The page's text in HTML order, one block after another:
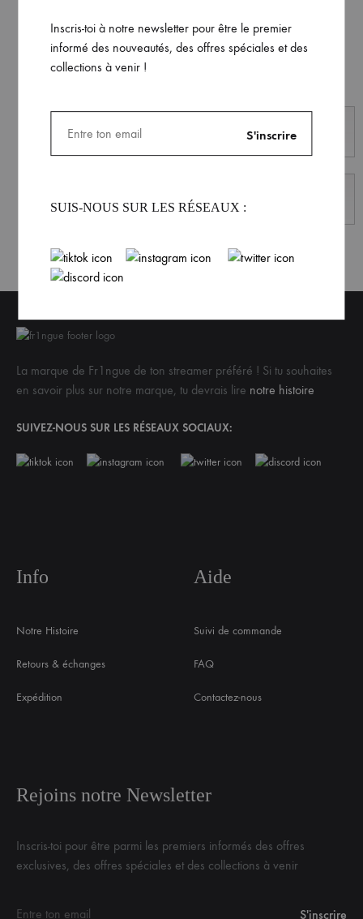
Rejoins nous sur les réseaux
:
La marque de Fr1ngue de ton streamer préféré ! Si tu souhaites
en savoir plus sur notre marque, tu devrais lire notre histoire
SUIVEZ-NOUS SUR LES RÉSEAUX SOCIAUX:
Info
Notre Histoire
Retours & échanges
Expédition
Aide
Suivi de commande
FAQ
Contactez-nous
Rejoins notre Newsletter
Inscris-toi pour être parmi les premiers informés des offres
exclusives, des offres spéciales et des collections à venir
Inscris-toi à notre newsletter pour être le premier
informé des nouveautés, des offres spéciales et des
collections à venir !
SUIS-NOUS SUR LES RÉSEAUX :